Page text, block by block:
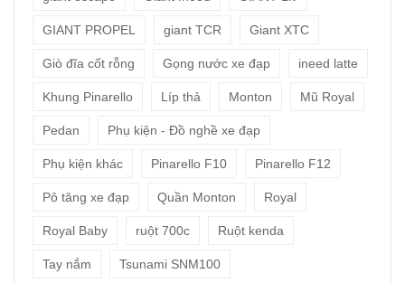
GIANT PROPEL giant TCR Giant XTC
Giò đĩa cốt rỗng Gọng nước xe đạp ineed latte
Khung Pinarello Líp thả Monton Mũ Royal
Pedan Phụ kiện - Đồ nghề xe đạp
Phụ kiện khác Pinarello F10 Pinarello F12
Pô tăng xe đạp Quần Monton Royal
Royal Baby ruột 700c Ruột kenda
Tay nắm Tsunami SNM100